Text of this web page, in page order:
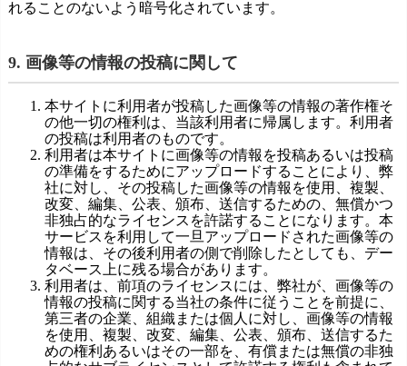
れることのないよう暗号化されています。
9. 画像等の情報の投稿に関して
本サイトに利用者が投稿した画像等の情報の著作権そ
の他一切の権利は、当該利用者に帰属します。利用者
の投稿は利用者のものです。
利用者は本サイトに画像等の情報を投稿あるいは投稿
の準備をするためにアップロードすることにより、弊
社に対し、その投稿した画像等の情報を使用、複製、
改変、編集、公表、頒布、送信するための、無償かつ
非独占的なライセンスを許諾することになります。本
サービスを利用して一旦アップロードされた画像等の
情報は、その後利用者の側で削除したとしても、デー
タベース上に残る場合があります。
利用者は、前項のライセンスには、弊社が、画像等の
情報の投稿に関する当社の条件に従うことを前提に、
第三者の企業、組織または個人に対し、画像等の情報
を使用、複製、改変、編集、公表、頒布、送信するた
めの権利あるいはその一部を、有償または無償の非独